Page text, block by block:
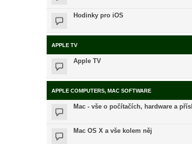
Hodinky pro iOS
APPLE TV
Apple TV
APPLE COMPUTERS, MAC SOFTWARE
Mac - vše o počítačích, hardware a
Mac OS X a vše kolem něj